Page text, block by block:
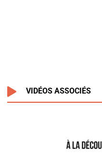
VIDÉOS ASSOCIÉS